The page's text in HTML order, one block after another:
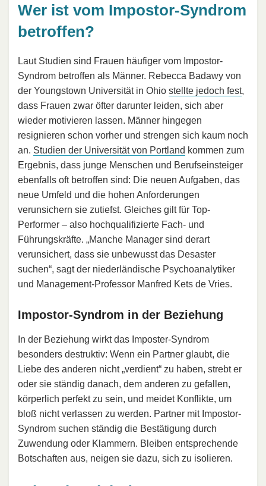
Wer ist vom Impostor-Syndrom
betroffen?
Laut Studien sind Frauen häufiger vom Impostor-
Syndrom betroffen als Männer. Rebecca Badawy von
der Youngstown Universität in Ohio stellte jedoch fest,
dass Frauen zwar öfter darunter leiden, sich aber
wieder motivieren lassen. Männer hingegen
resignieren schon vorher und strengen sich kaum noch
an. Studien der Universität von Portland kommen zum
Ergebnis, dass junge Menschen und Berufseinsteiger
ebenfalls oft betroffen sind: Die neuen Aufgaben, das
neue Umfeld und die hohen Anforderungen
verunsichern sie zutiefst. Gleiches gilt für Top-
Performer – also hochqualifizierte Fach- und
Führungskräfte. „Manche Manager sind derart
verunsichert, dass sie unbewusst das Desaster
suchen“, sagt der niederländische Psychoanalytiker
und Management-Professor Manfred Kets de Vries.
Impostor-Syndrom in der Beziehung
In der Beziehung wirkt das Imposter-Syndrom
besonders destruktiv: Wenn ein Partner glaubt, die
Liebe des anderen nicht „verdient“ zu haben, strebt er
oder sie ständig danach, dem anderen zu gefallen,
körperlich perfekt zu sein, und meidet Konflikte, um
bloß nicht verlassen zu werden. Partner mit Impostor-
Syndrom suchen ständig die Bestätigung durch
Zuwendung oder Klammern. Bleiben entsprechende
Botschaften aus, neigen sie dazu, sich zu isolieren.